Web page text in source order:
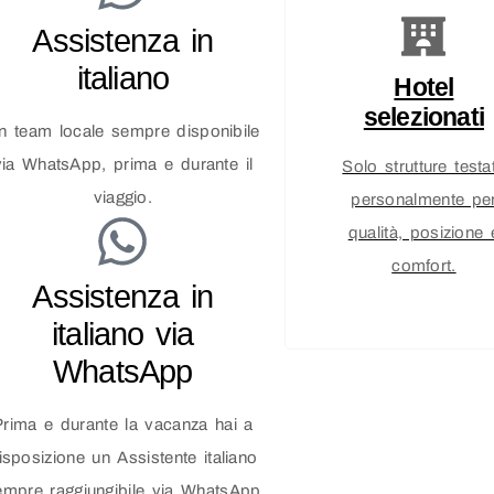
Assistenza in
italiano
team locale sempre disponibile
WhatsApp, prima e durante il
viaggio.
Assistenza in
italiano via
WhatsApp
e durante la vacanza hai a
un Assistente italiano
Hotel
selezionati
Solo strutture
personalmente
qualità, posizione
comfort.